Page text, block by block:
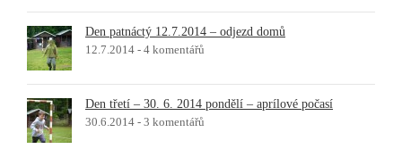
Den patnáctý 12.7.2014 – odjezd domů
12.7.2014 - 4 komentářů
Den třetí – 30. 6. 2014 pondělí – aprílové počasí
30.6.2014 - 3 komentářů